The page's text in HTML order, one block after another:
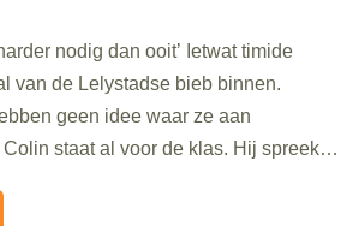
nodig dan ooit’ Ietwat timide
van de Lelystadse bieb binnen.
geen idee waar ze aan
staat al voor de klas. Hij spreekt
en zijn handen praten mee. Ming..